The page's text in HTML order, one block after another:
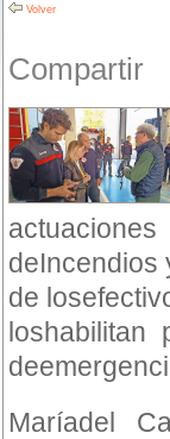
Volver
Compartir
deIncendios
de
loshabilitan
Maríadel